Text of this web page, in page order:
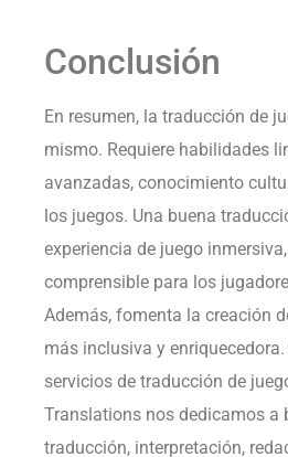
Conclusión
En resumen, la traducción de
mismo. Requiere habilidades
avanzadas, conocimiento
los juegos. Una buena
experiencia de juego
comprensible para los
Además, fomenta la creación
más inclusiva y
servicios de traducción de
Translations nos dedicamos a
traducción, interpretación,